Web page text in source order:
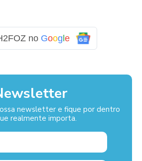
no Google
newsletter e fique por dentro
realmente importa.